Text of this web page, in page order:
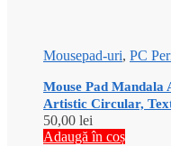
Mousepad-uri, PC
Mouse Pad Mandala
Artistic Circular,
50,00 lei
Adaugă în coș